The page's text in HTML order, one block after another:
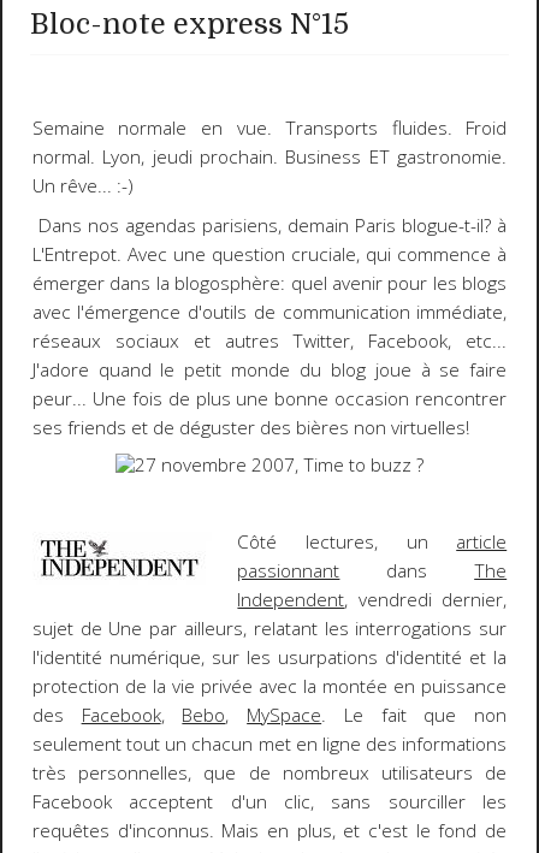
Bloc-note express N°15
Semaine normale en vue. Transports fluides. Froid
normal. Lyon, jeudi prochain. Business ETgastronomie.
Un rêve... :-)
Dans nos agendas parisiens, demain Paris blogue-t-il? à
L'Entrepot. Avec une question cruciale, qui commence à
émerger dans la blogosphère: quel avenir pour les blogs
avec l'émergence d'outils de communication immédiate,
réseaux sociaux et autres Twitter, Facebook, etc...
J'adore quand le petit monde du blog joue à se faire
peur... Une fois de plus une bonne occasion rencontrer
ses friends et de déguster des bières non virtuelles!
Côté lectures, un article
passionnant dansThe
Independent, vendredi dernier,
sujet de Une par ailleurs, relatant les interrogations sur
l'identité numérique, sur les usurpations d'identité et la
protection de la vie privée avec la montée en puissance
des Facebook, Bebo, MySpace. Le fait que non
seulement tout un chacun met en ligne des informations
très personnelles, que de nombreux utilisateurs de
Facebook acceptent d'un clic, sans sourciller les
requêtes d'inconnus. Mais en plus, et c'est le fond de